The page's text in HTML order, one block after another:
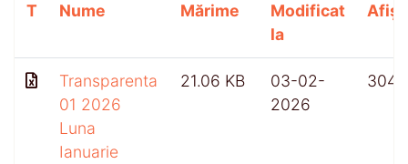
T Nume Mărime
Modificat
la
Transparenta
01 2026
Luna
Ianuarie
21.06 KB
03-02-
2026
304